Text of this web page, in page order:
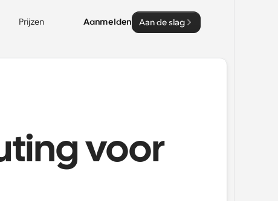
Prijzen Aanmelden Aan de slag
voor